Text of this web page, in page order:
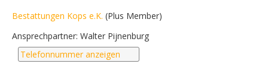
Bestattungen Kops e.K. (Plus Member)
Ansprechpartner: Walter Pijnenburg
Telefonnummer anzeigen